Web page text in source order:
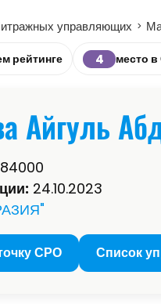
управляющих >
рейтинге 4 место
Айгуль
24.10.2023
СРО Список